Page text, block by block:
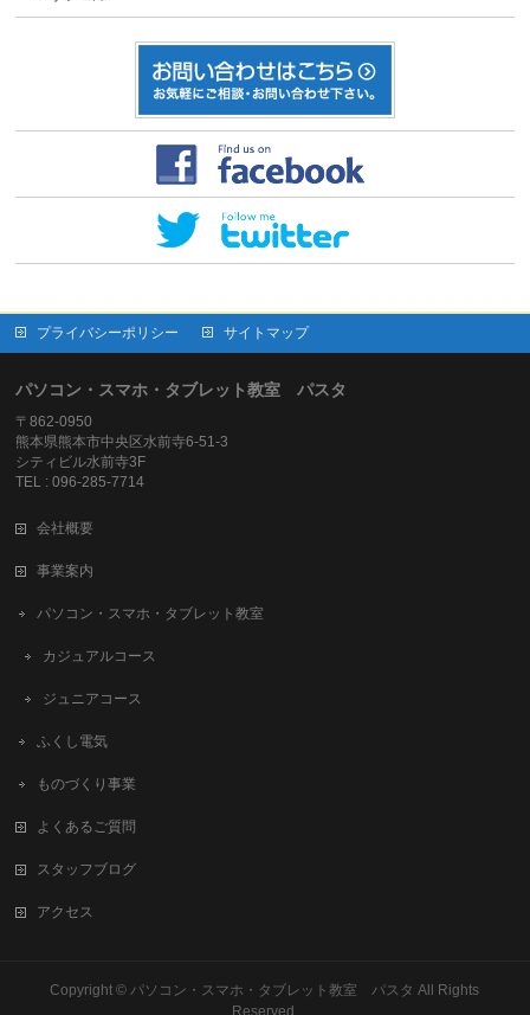
プライバシーポリシー サイトマップ
パソコン・スマホ・タブレット教室 パスタ
〒862-0950
熊本県熊本市中央区水前寺6-51-3
シティビル水前寺3F
TEL : 096-285-7714
会社概要
事業案内
パソコン・スマホ・タブレット教室
カジュアルコース
ジュニアコース
ふくし電気
ものづくり事業
よくあるご質問
スタッフブログ
アクセス
Copyright ©パソコン・スマホ・タブレット教室 パスタ All Rights
Reserved.